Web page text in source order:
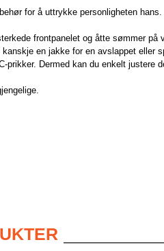
for å uttrykke personligheten
frontpanelet og åtte sømmer
en jakke for en avslappet eller
prikker. Dermed kan du enkelt